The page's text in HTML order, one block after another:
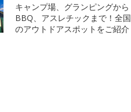
キャンプ場、グランピングから
BBQ、アスレチックまで！全国
のアウトドアスポットをご紹介